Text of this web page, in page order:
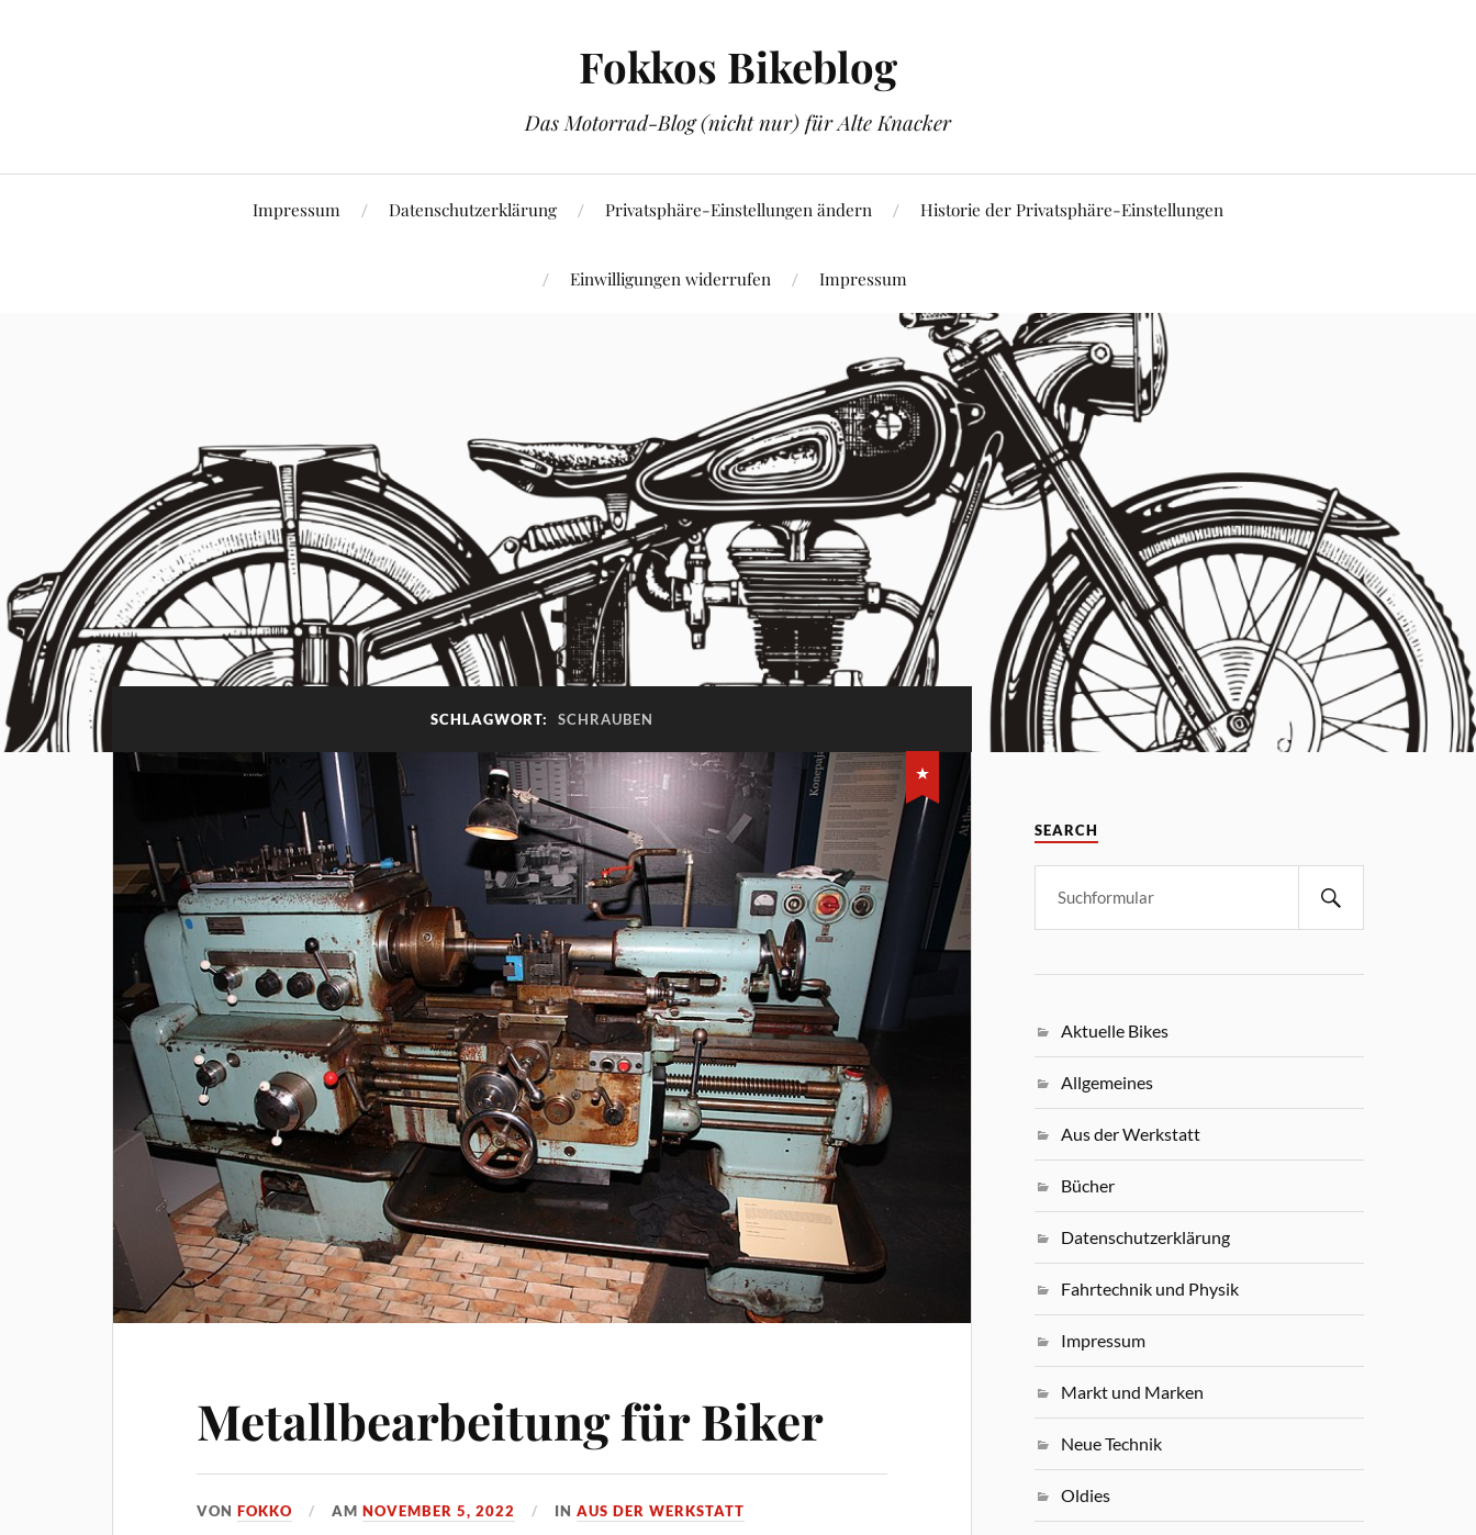
Fokkos Bikeblog
Das Motorrad-Blog (nicht nur) für Alte Knacker
Impressum Datenschutzerklärung Privatsphäre-Einstellungen ändern Historie der Privatsphäre-Einstellungen
Einwilligungen widerrufen Impressum
SCHLAGWORT: SCHRAUBEN
Metallbearbeitung für Biker
VONFOKKO AMNOVEMBER 5, 2022 INAUS DER WERKSTATT
SEARCH
Aktuelle Bikes
Allgemeines
Aus der Werkstatt
Bücher
Datenschutzerklärung
Fahrtechnik und Physik
Impressum
Markt und Marken
Neue Technik
Oldies